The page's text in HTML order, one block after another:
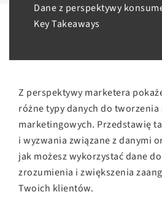
Dane z perspektywy
Key Takeaways
Z perspektywy marketera
różne typy danych do
marketingowych. Przedstawię
i wyzwania związane z danymi
jak możesz wykorzystać dane
zrozumienia i zwiększenia
Twoich klientów.